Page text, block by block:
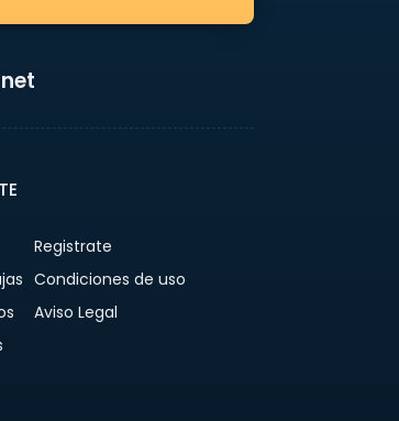
Registrate
Condiciones de uso
Aviso Legal